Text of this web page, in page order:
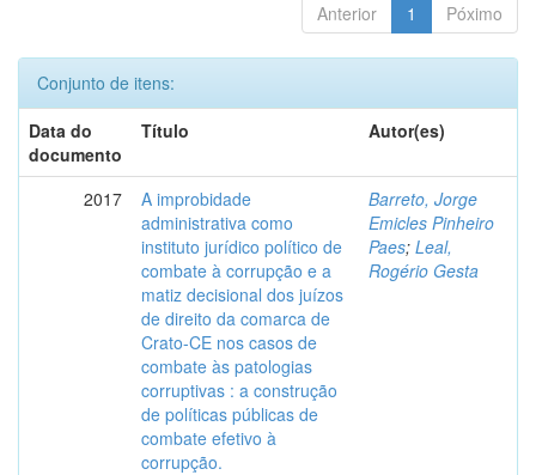
Anterior 1 Póximo
Conjunto de itens:
Data do
documento
Título Autor(es)
2017
A improbidade
administrativa como
instituto jurídico político de
combate à corrupção e a
matiz decisional dos juízos
de direito da comarca de
Crato-CE nos casos de
combate às patologias
corruptivas : a construção
de políticas públicas de
combate efetivo à
corrupção.
Barreto, Jorge
Emicles Pinheiro
Paes; Leal,
Rogério Gesta